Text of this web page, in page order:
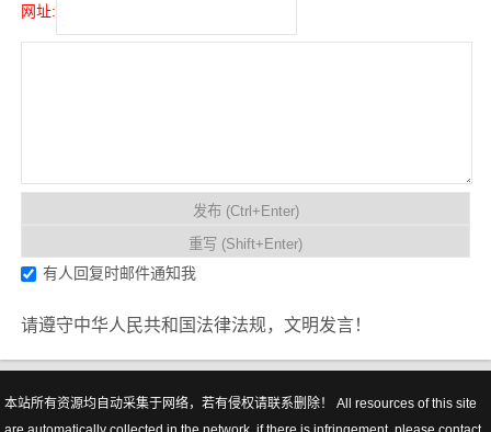
网址:
有人回复时邮件通知我
请遵守中华人民共和国法律法规，文明发言！
本站所有资源均自动采集于网络，若有侵权请联系删除！ All resources of this site